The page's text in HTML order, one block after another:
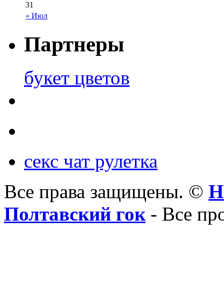
« Июл
31
Партнеры
букет цветов
секс чат рулетка
Все права защищены. ©
Полтавский гок- Все